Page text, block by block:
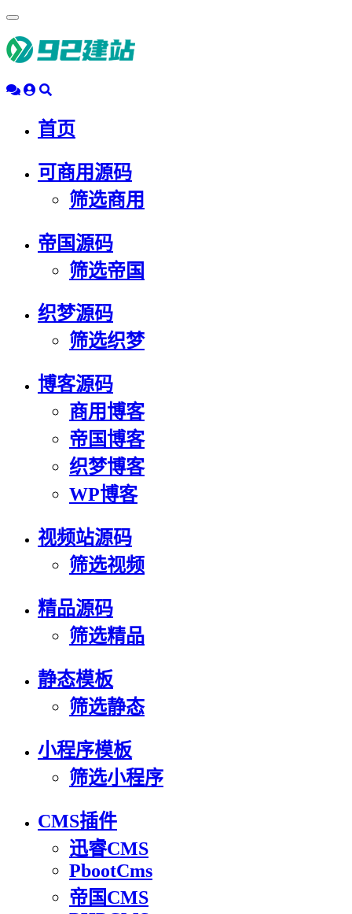
动
导
首页
可商用源码
筛选商用
帝国源码
筛选帝国
织梦源码
筛选织梦
博客源码
商用博客
帝国博客
织梦博客
WP博客
视频站源码
筛选视频
精品源码
筛选精品
静态模板
筛选静态
小程序模板
筛选小程序
CMS插件
迅睿CMS
PbootCms
帝国CMS